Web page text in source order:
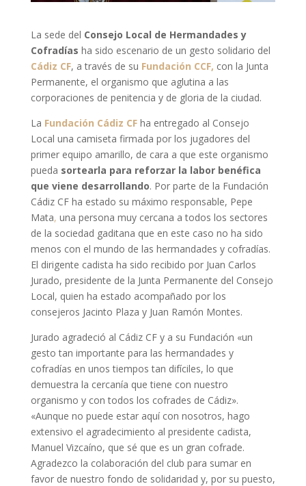
La sede del Consejo Local de Hermandades y
Cofradías ha sido escenario de un gesto solidario del
Cádiz CF, a través de su Fundación CCF, con la Junta
Permanente, el organismo que aglutina a las
corporaciones de penitencia y de gloria de la ciudad.
La Fundación Cádiz CFha entregado al Consejo
Local una camiseta firmada por los jugadores del
primer equipo amarillo, de cara a que este organismo
pueda sortearla para reforzar la labor benéfica
que viene desarrollando. Por parte de la Fundación
Cádiz CF ha estado su máximo responsable, Pepe
Mata, una persona muy cercana a todos los sectores
de la sociedad gaditana que en este caso no ha sido
menos con el mundo de las hermandades y cofradías.
El dirigente cadista ha sido recibido por Juan Carlos
Jurado, presidente de la Junta Permanente del Consejo
Local, quien ha estado acompañado por los
consejeros Jacinto Plaza y Juan Ramón Montes.
Jurado agradeció al Cádiz CF y a su Fundación «un
gesto tan importante para las hermandades y
cofradías en unos tiempos tan difíciles, lo que
demuestra la cercanía que tiene con nuestro
organismo y con todos los cofrades de Cádiz».
«Aunque no puede estar aquí con nosotros, hago
extensivo el agradecimiento al presidente cadista,
Manuel Vizcaíno, que sé que es un gran cofrade.
Agradezco la colaboración del club para sumar en
favor de nuestro fondo de solidaridad y, por su puesto,